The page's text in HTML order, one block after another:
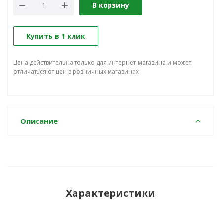
В корзину
Купить в 1 клик
Цена действительна только для интернет-магазина и может
отличаться от цен в розничных магазинах
Описание
Характеристики